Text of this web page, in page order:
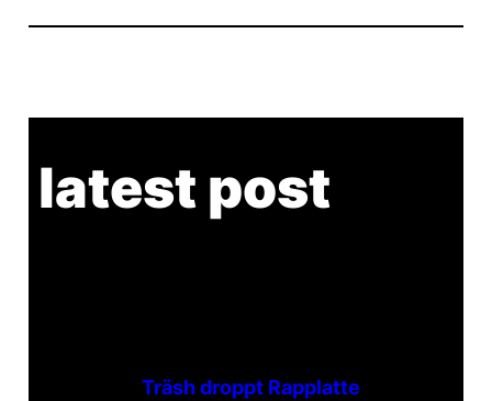
latest post
Träsh droppt Rapplatte